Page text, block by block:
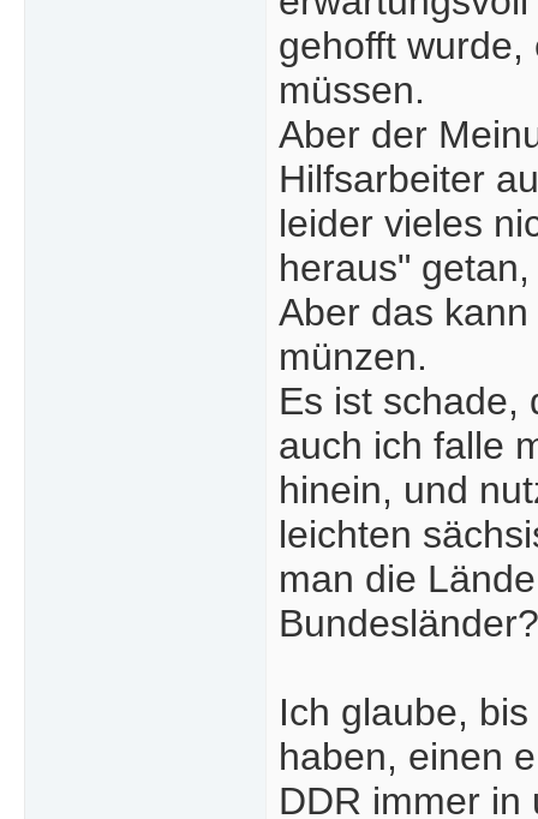
gehofft
müssen.
Aber der
Hilfsarbeiter
leider vieles
heraus"
Aber das
münzen.
Es ist schade,
auch ich falle
hinein, und
leichten
man die
Bundesländer?
Ich glaube,
haben, einen
DDR immer in